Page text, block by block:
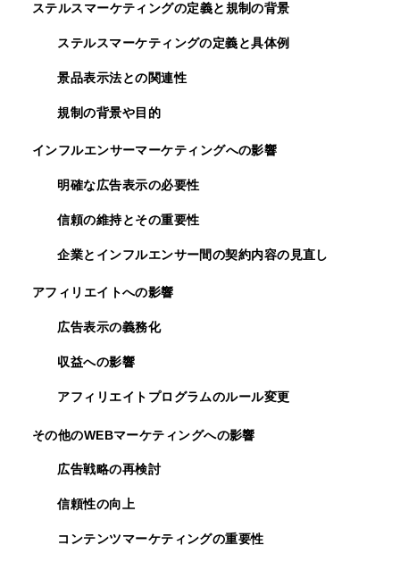
ステルスマーケティングの定義と規制の背景
ステルスマーケティングの定義と具体例
景品表示法との関連性
規制の背景や目的
インフルエンサーマーケティングへの影響
明確な広告表示の必要性
信頼の維持とその重要性
企業とインフルエンサー間の契約内容の見直し
アフィリエイトへの影響
広告表示の義務化
収益への影響
アフィリエイトプログラムのルール変更
その他のWEBマーケティングへの影響
広告戦略の再検討
信頼性の向上
コンテンツマーケティングの重要性